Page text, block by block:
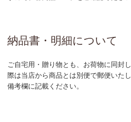
納品書・明細について
ご自宅用・贈り物とも、お荷物に同封
際は当店から商品とは別便で郵便いた
備考欄に記載ください。